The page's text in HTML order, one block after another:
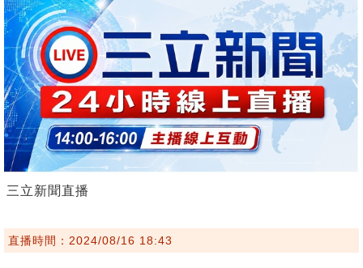
三立新聞直播
直播時間：2024/08/16 18:43